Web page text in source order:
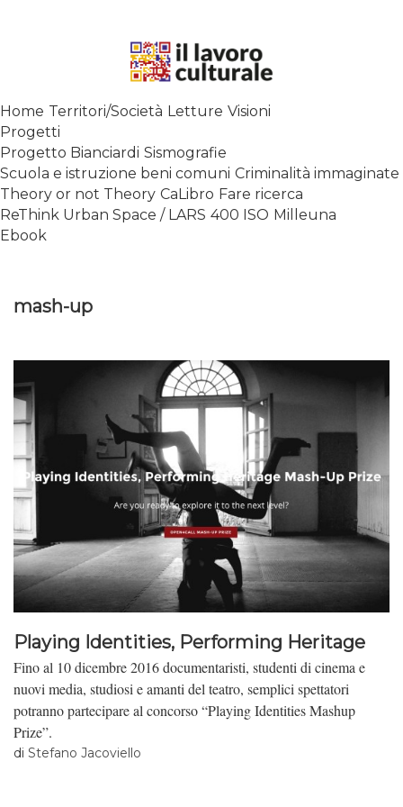
SPALANCARE LE FINESTRE DEI
CONTEMPORANEO
Home Territori/Società Letture Visioni
Progetti
Progetto Bianciardi Sismografie
Scuola e istruzione beni comuni Criminalità immaginate
Theory or not Theory CaLibro Fare ricerca
ReThink Urban Space / LARS 400 ISO Milleuna
Ebook
mash-up
Playing Identities, Performing Heritage
Fino al 10 dicembre 2016 documentaristi, studenti di cinema e
nuovi media, studiosi e amanti del teatro, semplici spettatori
potranno partecipare al concorso “Playing Identities Mashup
Prize”.
di Stefano Jacoviello